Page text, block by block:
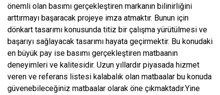
önemli olan basımı gerçekleştiren markanın bilinirliğini
arttırmayı başaracak projeye imza atmaktır. Bunun için
dönkart tasarımı konusunda titiz bir çalışma yürütülmesi ve
başarıyı sağlayacak tasarımı hayata geçirmektir. Bu konudaki
en büyük pay ise basımı gerçekleştiren matbaanın
deneyimleri ve kalitesidir. Uzun yıllardır piyasada hizmet
veren ve referans listesi kalabalık olan matbaalar bu konuda
güvenebileceğiniz matbaalar olarak öne çıkmaktadır.Yine